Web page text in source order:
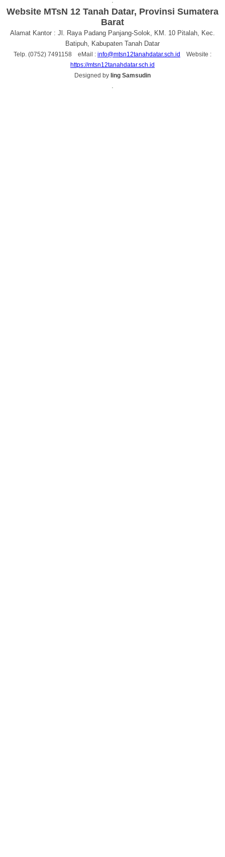
Website MTsN 12 Tanah Datar, Provinsi Sumatera
Barat
Alamat Kantor : Jl. Raya Padang Panjang-Solok, KM. 10 Pitalah, Kec.
Batipuh, Kabupaten Tanah Datar
Telp. (0752) 7491158 eMail : info@mtsn12tanahdatar.sch.id
Website :
https://mtsn12tanahdatar.sch.id
Designed by Iing Samsudin